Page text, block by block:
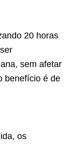
20 horas
sem afetar
benefício é de
os